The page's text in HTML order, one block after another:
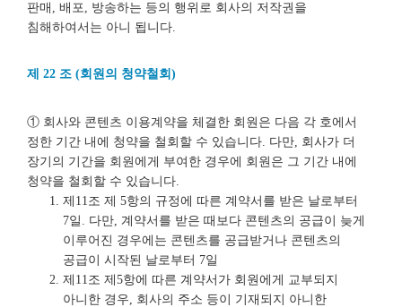
판매, 배포, 방송하는 등의 행위로 회사의 저작권을
침해하여서는 아니 됩니다.
제 22 조 (회원의 청약철회)
① 회사와 콘텐츠 이용계약을 체결한 회원은 다음 각 호에서
정한 기간 내에 청약을 철회할 수 있습니다. 다만, 회사가 더
장기의 기간을 회원에게 부여한 경우에 회원은 그 기간 내에
청약을 철회할 수 있습니다.
제11조 제 5항의 규정에 따른 계약서를 받은 날로부터
7일. 다만, 계약서를 받은 때보다 콘텐츠의 공급이 늦게
이루어진 경우에는 콘텐츠를 공급받거나 콘텐츠의
공급이 시작된 날로부터 7일
제11조 제5항에 따른 계약서가 회원에게 교부되지
아니한 경우, 회사의 주소 등이 기재되지 아니한